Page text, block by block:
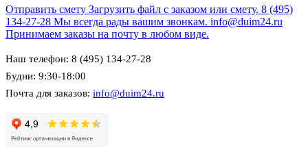
Отправить смету Загрузить файл с заказом или смету. 8 (495)
134-27-28 Мы всегда рады вашим звонкам. info@duim24.ru
Принимаем заказы на почту в любом виде.
Наш телефон: 8 (495) 134-27-28
Будни: 9:30-18:00
Почта для заказов: info@duim24.ru